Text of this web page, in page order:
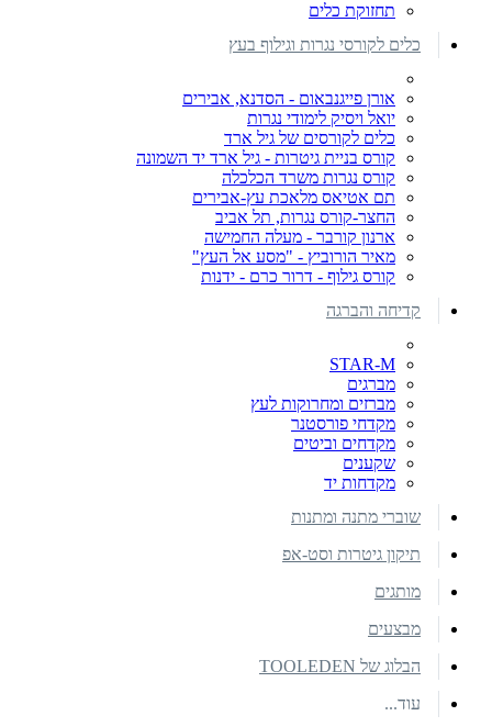
תחזוקת כלים
כלים לקורסי נגרות וגילוף בעץ
אורן פייגנבאום - הסדנא, אבירים
יואל ויסיק לימודי נגרות
כלים לקורסים של גיל ארד
קורס בניית גיטרות - גיל ארד יד השמונה
קורס נגרות משרד הכלכלה
תם אטיאס מלאכת עץ-אבירים
החצר-קורס נגרות, תל אביב
ארנון קורבר - מעלה החמישה
מאיר הורוביץ - "מסע אל העץ"
קורס גילוף - דרור כרם - ידנות
קדיחה והברגה
STAR-M
מברגים
מברזים ומחרוקות לעץ
מקדחי פורסטנר
מקדחים וביטים
שקענים
מקדחות יד
שוברי מתנה ומתנות
תיקון גיטרות וסט-אפ
מותגים
מבצעים
הבלוג של TOOLEDEN
עוד...